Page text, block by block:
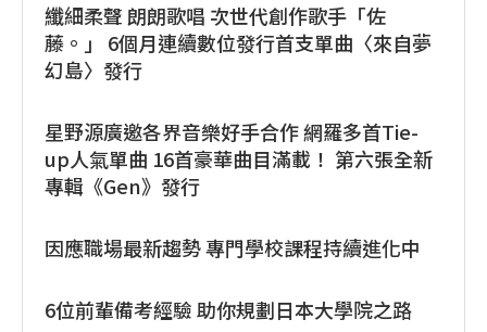
纖細柔聲 朗朗歌唱 次世代創作歌手「佐
藤。」 6個月連續數位發行首支單曲〈來自夢
幻島〉發行
星野源廣邀各界音樂好手合作 網羅多首Tie-
up人氣單曲 16首豪華曲目滿載！ 第六張全新
專輯《Gen》發行
因應職場最新趨勢 專門學校課程持續進化中
6位前輩備考經驗 助你規劃日本大學院之路